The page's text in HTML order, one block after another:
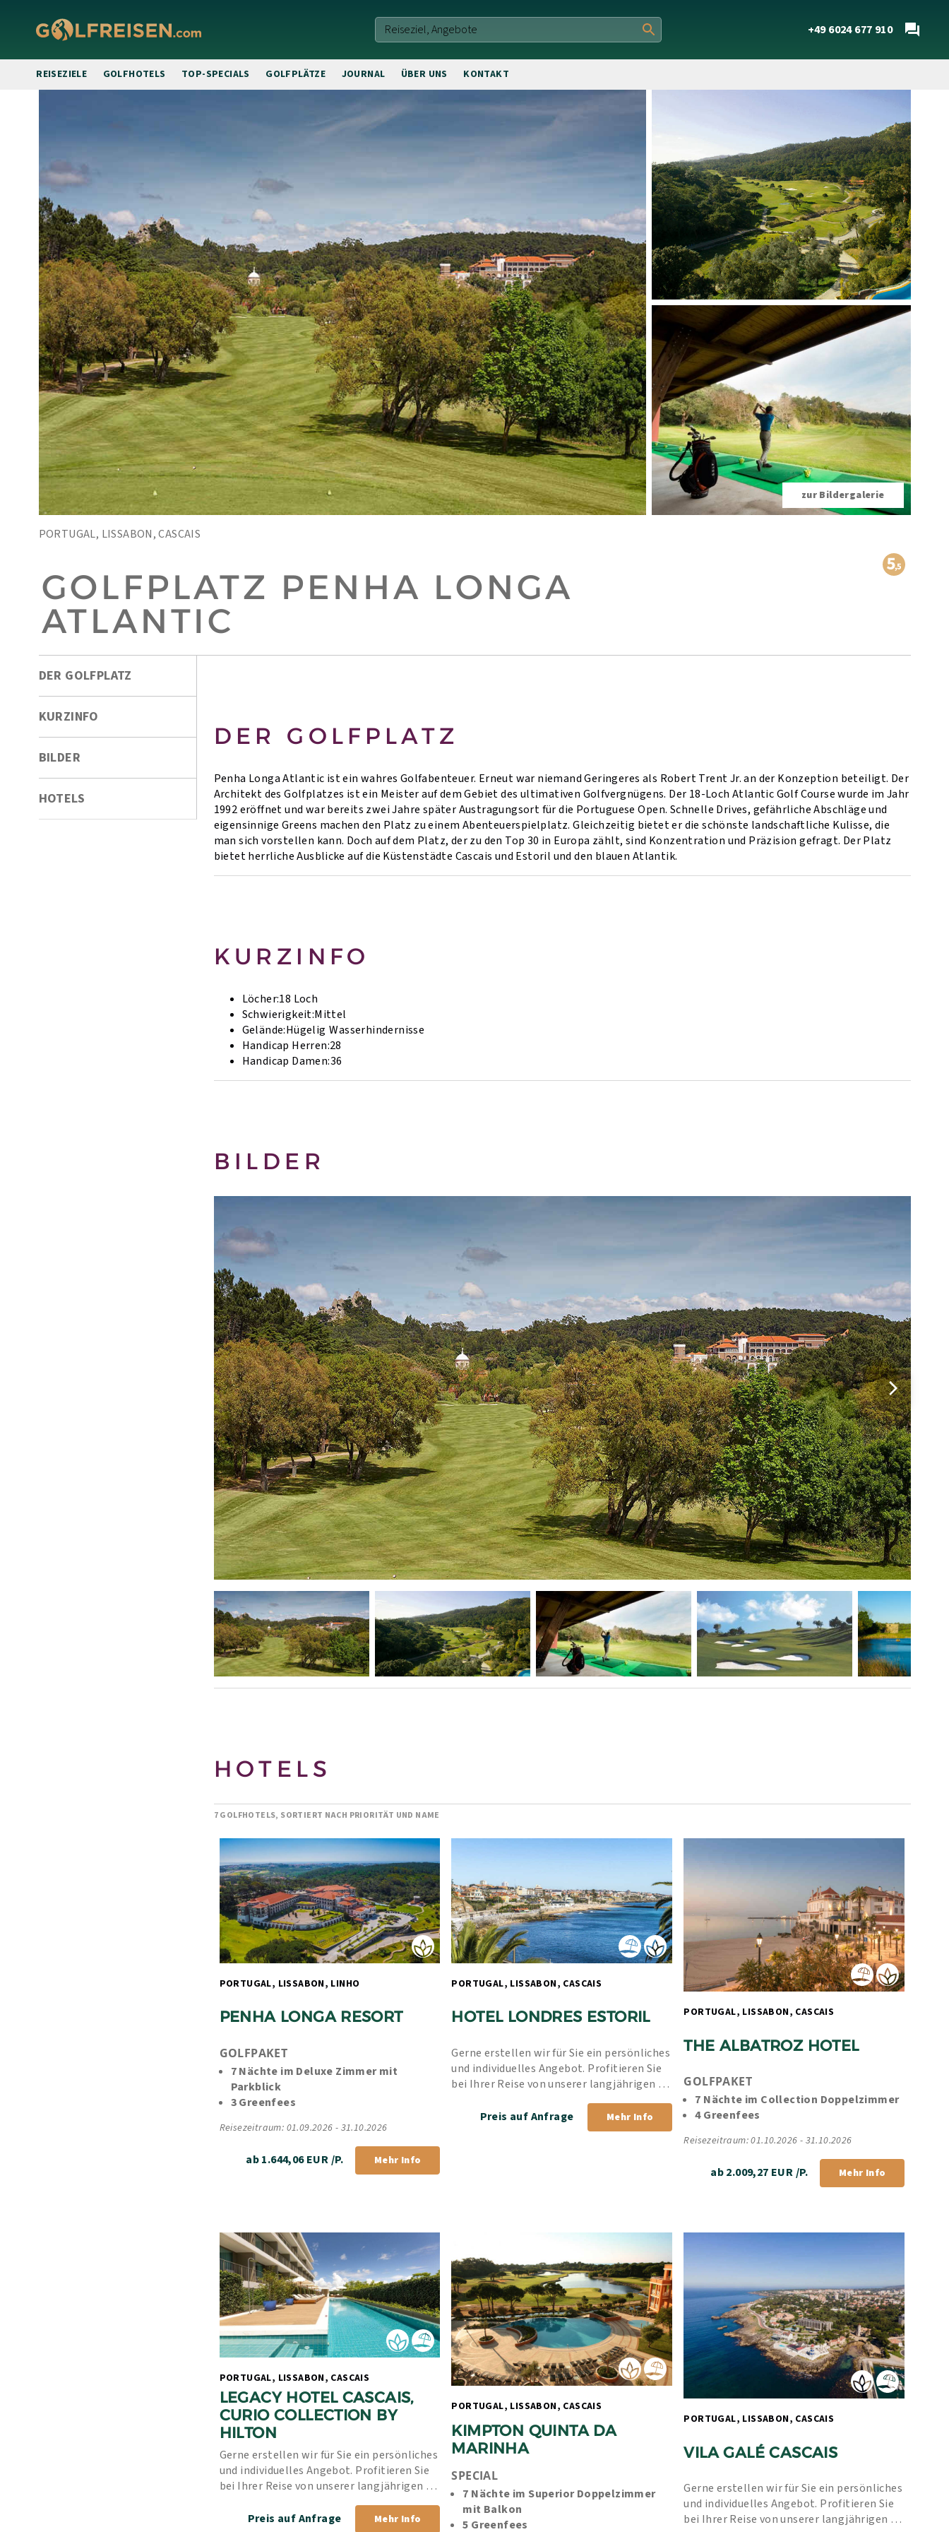
+49 6024 677 910
REISEZIELE GOLFHOTELS TOP-SPECIALS GOLFPLÄTZE JOURNAL ÜBER UNS KONTAKT
zur Bildergalerie
PORTUGAL, LISSABON, CASCAIS
GOLFPLATZ PENHA LONGA
ATLANTIC
DER GOLFPLATZ
KURZINFO
BILDER
HOTELS
DER GOLFPLATZ
Penha Longa Atlantic ist ein wahres Golfabenteuer. Erneut war niemand Geringeres als Robert Trent Jr. an der Konzeption beteiligt. Der
Architekt des Golfplatzes ist ein Meister auf dem Gebiet des ultimativen Golfvergnügens. Der 18-Loch Atlantic Golf Course wurde im Jahr
1992 eröffnet und war bereits zwei Jahre später Austragungsort für die Portuguese Open. Schnelle Drives, gefährliche Abschläge und
eigensinnige Greens machen den Platz zu einem Abenteuerspielplatz. Gleichzeitig bietet er die schönste landschaftliche Kulisse, die
man sich vorstellen kann. Doch auf dem Platz, der zu den Top 30 in Europa zählt, sind Konzentration und Präzision gefragt. Der Platz
bietet herrliche Ausblicke auf die Küstenstädte Cascais und Estoril und den blauen Atlantik.
KURZINFO
Löcher:18 Loch
Schwierigkeit:Mittel
Gelände:Hügelig Wasserhindernisse
Handicap Herren:28
Handicap Damen:36
BILDER
HOTELS
7 GOLFHOTELS, SORTIERT NACH PRIORITÄT UND NAME
PENHA LONGA RESORT
GOLFPAKET
7 Nächte im Deluxe Zimmer mit
Parkblick
3 Greenfees
Reisezeitraum: 01.09.2026 - 31.10.2026
ab 1.644,06 EUR /P. Mehr Info
HOTEL LONDRES ESTORIL
Gerne erstellen wir für Sie ein persönliches
und individuelles Angebot. Profitieren Sie
bei Ihrer Reise von unserer langjährigen
Erfahrung und unserer Bestpreis-Garantie.
Preis auf Anfrage
Mehr Info
THE ALBATROZ HOTEL
GOLFPAKET
7 Nächte im Collection Doppelzimmer
4 Greenfees
Reisezeitraum: 01.10.2026 - 31.10.2026
ab 2.009,27 EUR /P. Mehr Info
LEGACY HOTEL CASCAIS,
CURIO COLLECTION BY
HILTON
Gerne erstellen wir für Sie ein persönliches
und individuelles Angebot. Profitieren Sie
bei Ihrer Reise von unserer langjährigen
Erfahrung und unserer Bestpreis-Garantie.
Preis auf Anfrage
Mehr Info
KIMPTON QUINTA DA
MARINHA
SPECIAL
7 Nächte im Superior Doppelzimmer
mit Balkon
5 Greenfees
VILA GALÉ CASCAIS
Gerne erstellen wir für Sie ein persönliches
und individuelles Angebot. Profitieren Sie
bei Ihrer Reise von unserer langjährigen